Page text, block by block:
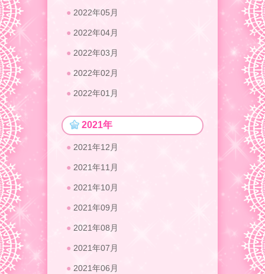
2022年05月
2022年04月
2022年03月
2022年02月
2022年01月
2021年
2021年12月
2021年11月
2021年10月
2021年09月
2021年08月
2021年07月
2021年06月